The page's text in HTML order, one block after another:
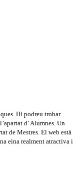
Hi podreu trobar
d’ Alumnes. Un
de Mestres. El web està
eina realment atractiva i